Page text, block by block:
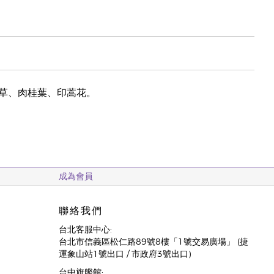
、肉桂葉、印蒿花。
成為會員
聯絡我們
台北客服中心:
台北市信義區松仁路89號8樓「1號交易廣場」 (捷
運象山站1號出口 / 市政府3號出口)